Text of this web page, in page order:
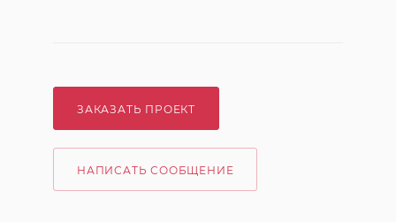
ЗАКАЗАТЬ ПРОЕКТ
НАПИСАТЬ СООБЩЕНИЕ